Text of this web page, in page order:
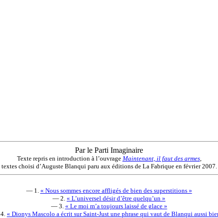
Par le Parti Imaginaire
Texte repris en introduction à l’ouvrage Maintenant, il faut des armes,
textes choisi d’Auguste Blanqui paru aux éditions de La Fabrique en février 2007.
— 1. « Nous sommes encore affligés de bien des superstitions »
— 2. « L’universel désir d’être quelqu’un »
— 3. « Le moi m’a toujours laissé de glace »
« Dionys Mascolo a écrit sur Saint-Just une phrase qui vaut de Blanqui aussi